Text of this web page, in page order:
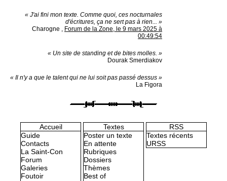
« J'ai fini mon texte. Comme quoi, ces nocturnales
d'écritures, ça ne sert pas à rien... »
Charogne , Forum de la Zone, le 9 mars 2025 à
00:49:54
« Un site de standing et de bites molles. »
Dourak Smerdiakov
« Il n'y a que le talent qui ne lui soit pas passé dessus »
La Figora
Accueil
Guide
Contacts
La Saint-Con
Forum
Galeries
Foutoir
Textes
Poster un texte
En attente
Rubriques
Dossiers
Thèmes
Best of
RSS
Textes récents
URSS